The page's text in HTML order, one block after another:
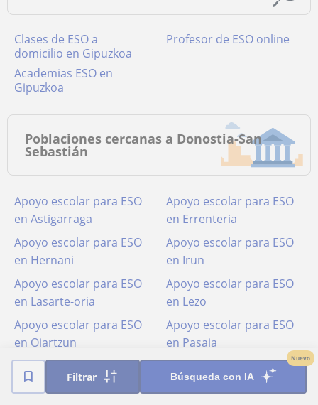
Filtrar Búsqueda con IA
Nuevo
Clases de ESO a
domicilio en Gipuzkoa
Profesor de ESO online
academias ESO en
Gipuzkoa
Poblaciones cercanas a Donostia-San
Sebastián
Apoyo escolar para ESO
en Astigarraga
Apoyo escolar para ESO
en Errenteria
Apoyo escolar para ESO
en Hernani
Apoyo escolar para ESO
en Irun
Apoyo escolar para ESO
en Lasarte-oria
Apoyo escolar para ESO
en Lezo
Apoyo escolar para ESO
en Oiartzun
Apoyo escolar para ESO
en Pasaia
Apoyo escolar para ESO
en Urnieta
Apoyo escolar para ESO
en Usurbil